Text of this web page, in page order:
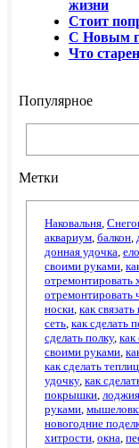
жизни
Стоит
С Новым
Что
Популярное
Метки
Наковальня,
аквариум, балкон,
донная удочка,
своими руками,
отремонтировать
отремонтировать
носки, как связать
сеть, как сделать
сделать полку, как
своими руками,
как сделать
удочку, как
покрышки, лоджия
руками,
новогодние
хитрости, окна,